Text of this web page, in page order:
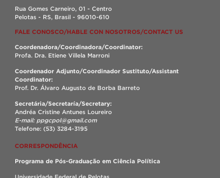
Rua Gomes Carneiro, 01 - Centro
Pelotas - RS, Brasil - 96010-610
FALE CONOSCO/HABLE CON NOSOTROS/CONTACT US
Coordenadora/Coordinadora/Coordinator:
Profa. Dra. Etiene Villela Marroni
Coordenador Adjunto/Coordinador Sustituto/Assistant
Coordinator:
Prof. Dr. Álvaro Augusto de Borba Barreto
Secretária/Secretaría/Secretary:
Andréa Cristine Antunes Loureiro
E-mail: ppgcpol@gmail.com
Telefone: (53) 3284-3195
CORRESPONDÊNCIA
Programa de Pós-Graduação em Ciência Política